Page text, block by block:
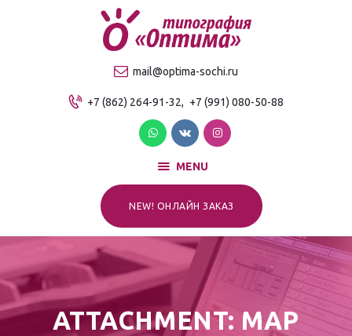
mail@optima-sochi.ru
+7 (862) 264-91-32, +7 (991) 080-50-88
MENU
NEW! ОНЛАЙН ЗАКАЗ
ATTACHMENT: MAP
Качественная типография в Сочи
О компании
Продукция
Услуги
Прайс-лист
Для клиентов